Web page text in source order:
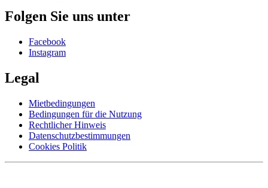
Folgen Sie uns unter
Facebook
Instagram
Legal
Mietbedingungen
Bedingungen für die Nutzung
Rechtlicher Hinweis
Datenschutzbestimmungen
Cookies Politik